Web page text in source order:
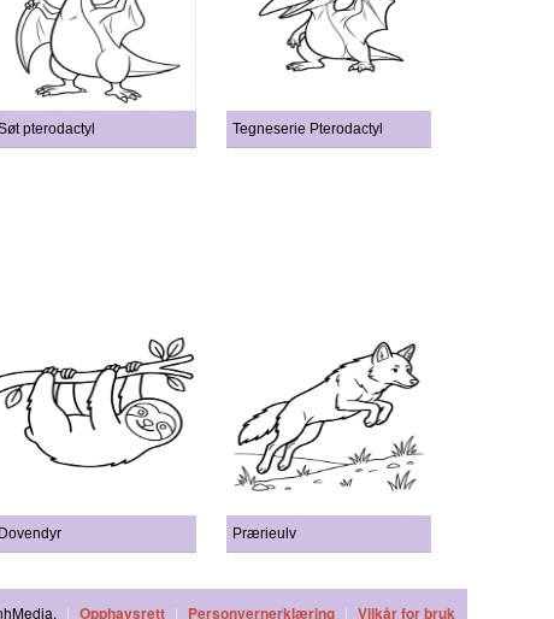
pterodactyl Tegneserie Pterodactyl
Dovendyr Prærieulv
| Opphavsrett | Personvernerklæring | Vilkår for bruk